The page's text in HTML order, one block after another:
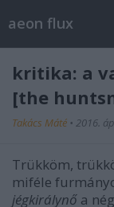
aeon flux
kritika: a
[the
Takács Máté • 2016.
Trükköm,
miféle
jégkirálynő a